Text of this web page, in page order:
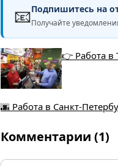
📧Подпишитесь на
Получайте
👉 Работа в
🌆 Работа в Санкт-
Комментарии (1)